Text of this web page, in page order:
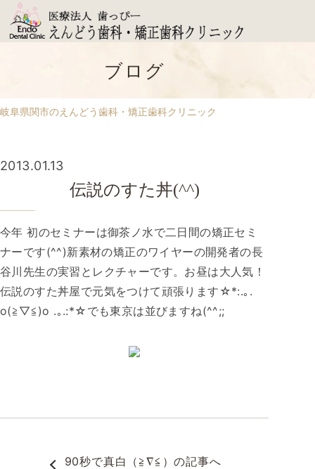
ブログ
岐阜県関市のえんどう歯科・矯正歯科クリニック
伝説のすた丼(^^)
2013.01.13
今年 初のセミナーは御茶ノ水で二日間の矯正セミ
ナーです(^^)新素材の矯正のワイヤーの開発者の長
谷川先生の実習とレクチャーです。お昼は大人気！
伝説のすた丼屋で元気をつけて頑張ります☆*:.｡.
o(≧▽≦)o .｡.:*☆でも東京は並びますね(^^;;
90秒で真白（≧∇≦）の記事へ